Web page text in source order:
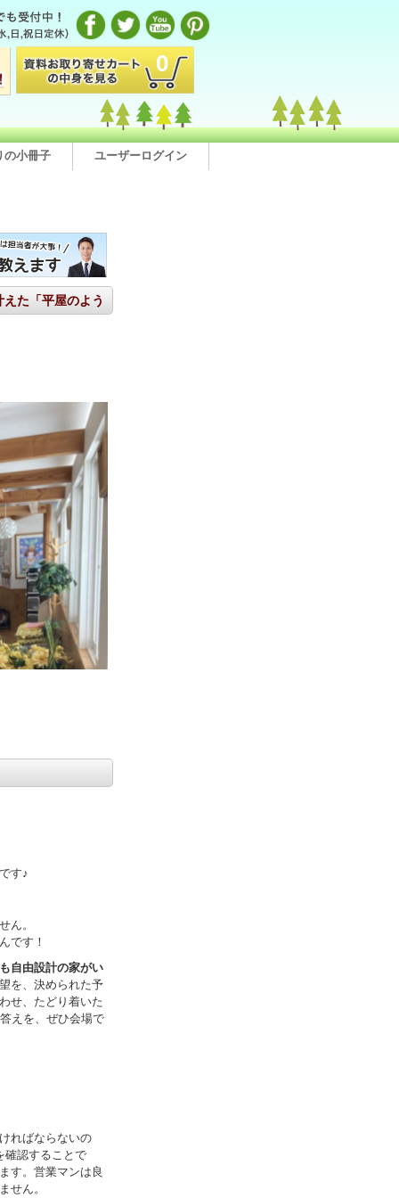
0
の小冊子 ユーザーログイン
た「平屋のよう
す♪
ん。
です！
自由設計の家がい
を、決められた予
せ、たどり着いた
えを、ぜひ会場で
ればならないの
確認することで
す。営業マンは良
せん。